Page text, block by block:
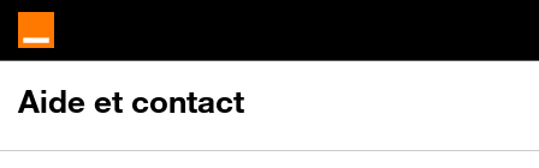
Aide et contact